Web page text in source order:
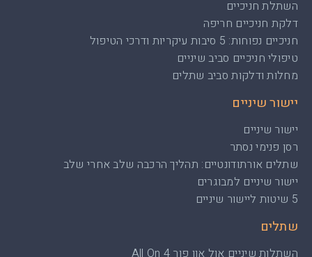
שתלים
השתלות שיניים אול און פור All On 4
יישור שיניים
יישור שיניים
רסן פנימי נסתר
שתלים אורתודונטיים: תהליך הרכבה שלב אחרי שלב
יישור שיניים למבוגרים
5 שיטות ליישור שיניים
השתלת חניכיים
דלקת חניכיים חריפה
חניכיים נפוחות: 5 סיבות עיקריות ודרכי הטיפול
טיפולי חניכיים סביב שיניים
מחלות ודלקות סביב שתלים